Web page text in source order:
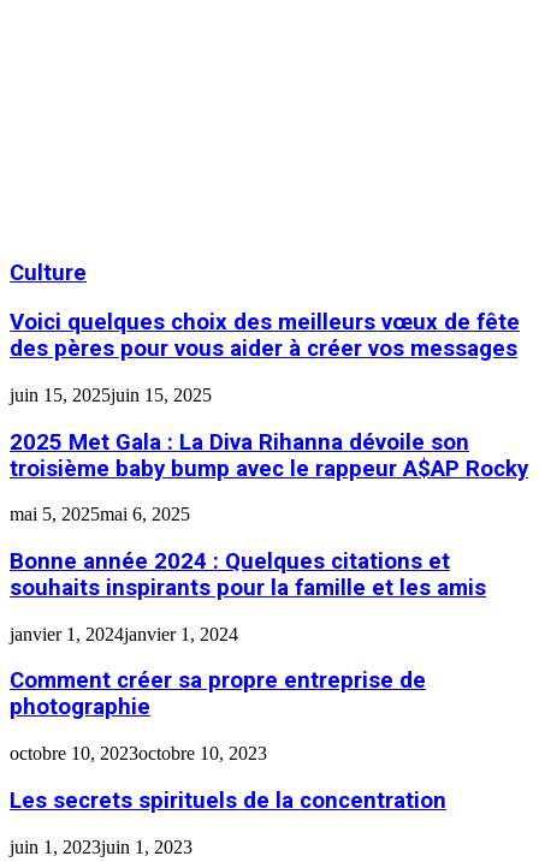
Culture
Voici quelques choix des meilleurs vœux de fête
des pères pour vous aider à créer vos messages
juin 15, 2025juin 15, 2025
2025 Met Gala : La Diva Rihanna dévoile son
troisième baby bump avec le rappeur A$AP Rocky
mai 5, 2025mai 6, 2025
Bonne année 2024 : Quelques citations et
souhaits inspirants pour la famille et les amis
janvier 1, 2024janvier 1, 2024
Comment créer sa propre entreprise de
photographie
octobre 10, 2023octobre 10, 2023
Les secrets spirituels de la concentration
juin 1, 2023juin 1, 2023